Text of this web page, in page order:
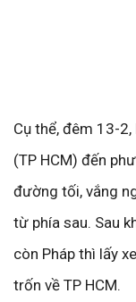
Cụ thể, đêm 13-2,
(TP HCM) đến
đường tối, vắng
từ phía sau. Sau
còn Pháp thì lấy
trốn về TP HCM.